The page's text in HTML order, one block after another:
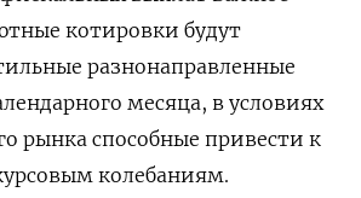
котировки будут
разнонаправленные
месяца, в условиях
рынка способные привести к
колебаниям.